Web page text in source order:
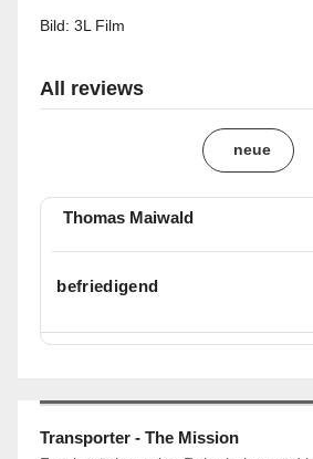
Bild:3L Film
All reviews
neue
Thomas Maiwald
befriedigend
Transporter - The Mission